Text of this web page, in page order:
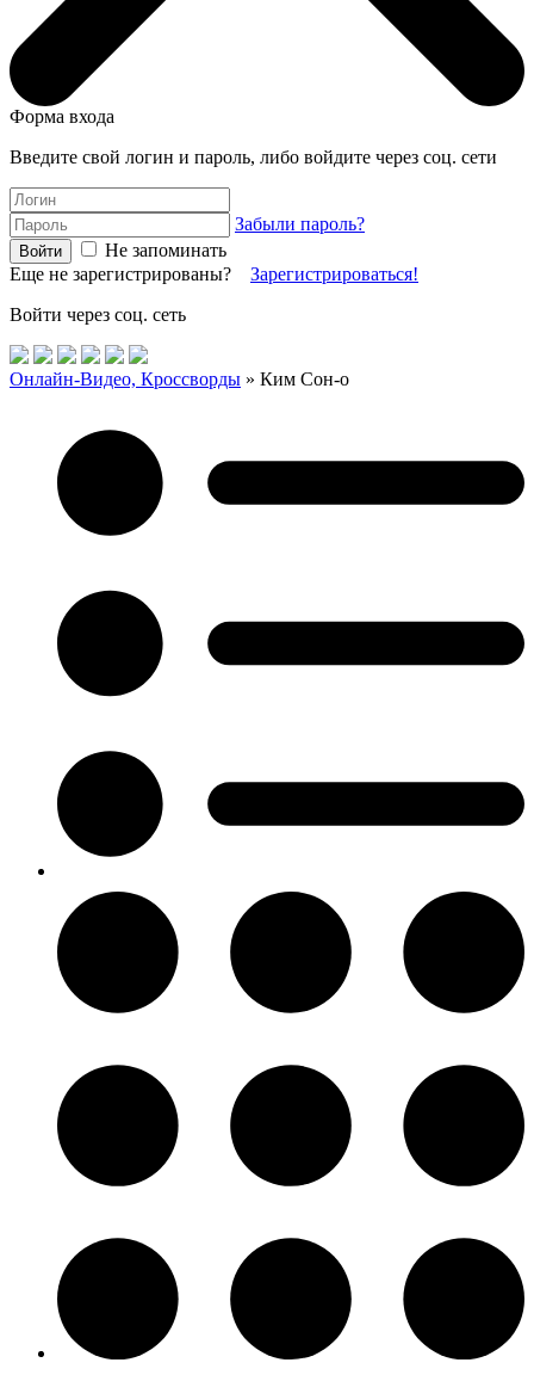
Форма входа
Введите свой логин и пароль, либо войдите через соц. сети
Забыли пароль?
Не запоминать
Еще не зарегистрированы? Зарегистрироваться!
Войти через соц. сеть
Онлайн-Видео, Кроссворды » Ким Сон-о